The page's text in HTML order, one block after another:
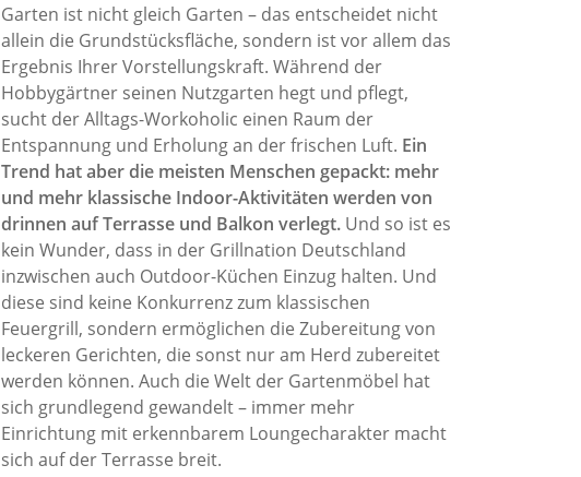
Garten ist nicht gleich Garten – das entscheidet nicht
allein die Grundstücksfläche, sondern ist vor allem das
Ergebnis Ihrer Vorstellungskraft. Während der
Hobbygärtner seinen Nutzgarten hegt und pflegt,
sucht der Alltags-Workoholic einen Raum der
Entspannung und Erholung an der frischen Luft. Ein
Trend hat aber die meisten Menschen gepackt: mehr
und mehr klassische Indoor-Aktivitäten werden von
drinnen auf Terrasse und Balkon verlegt. Und so ist es
kein Wunder, dass in der Grillnation Deutschland
inzwischen auch Outdoor-Küchen Einzug halten. Und
diese sind keine Konkurrenz zum klassischen
Feuergrill, sondern ermöglichen die Zubereitung von
leckeren Gerichten, die sonst nur am Herd zubereitet
werden können. Auch die Welt der Gartenmöbel hat
sich grundlegend gewandelt – immer mehr
Einrichtung mit erkennbarem Loungecharakter macht
sich auf der Terrasse breit.